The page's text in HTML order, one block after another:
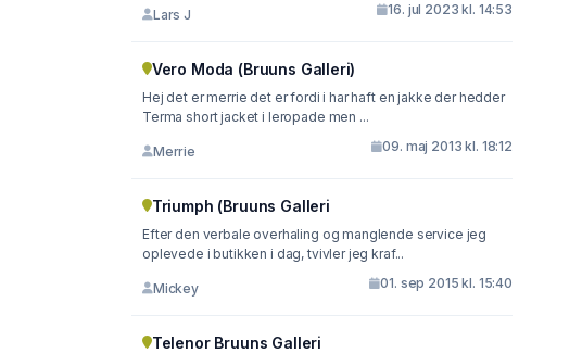
Lars J 16. jul 2023 kl. 14:53
Vero Moda (Bruuns Galleri)
Hej det er merrie det er fordi i har haft en jakke der hedder
Terma short jacket i leropade men ...
Merrie 09. maj 2013 kl. 18:12
Triumph (Bruuns Galleri
Efter den verbale overhaling og manglende service jeg
oplevede i butikken i dag, tvivler jeg kraf...
Mickey 01. sep 2015 kl. 15:40
Telenor Bruuns Galleri